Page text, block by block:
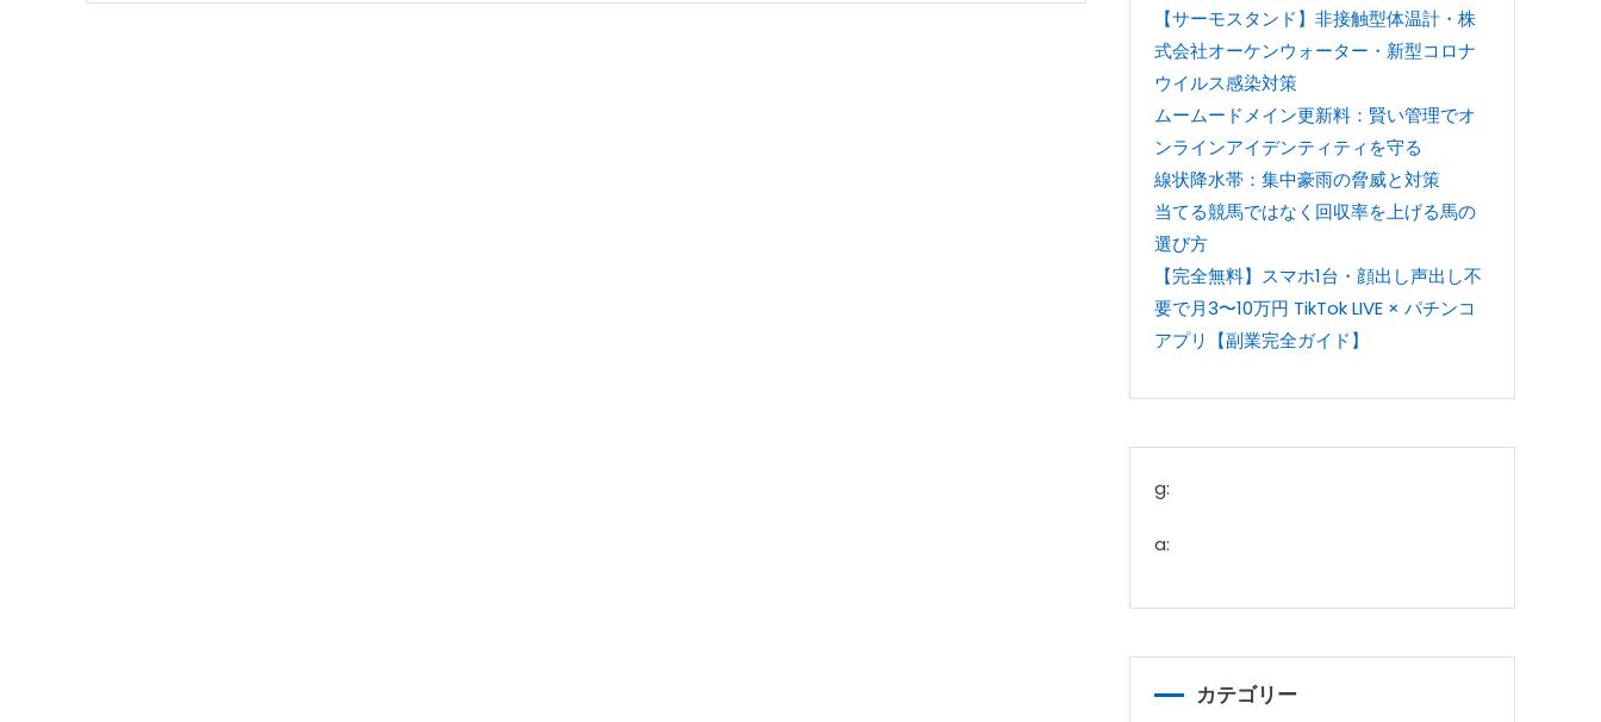
【サーモスタンド】非接触型体温計・株
式会社オーケンウォーター・新型コロナ
ウイルス感染対策
ムームードメイン更新料：賢い管理でオ
ンラインアイデンティティを守る
線状降水帯：集中豪雨の脅威と対策
当てる競馬ではなく回収率を上げる馬の
選び方
【完全無料】スマホ1台・顔出し声出し不
要で月3〜10万円 TikTok LIVE × パチンコ
アプリ【副業完全ガイド】
g:
a:
カテゴリー